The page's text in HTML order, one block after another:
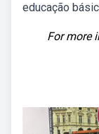
educação
For more